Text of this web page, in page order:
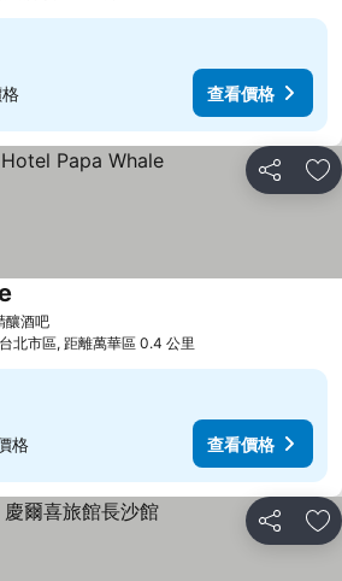
查看價格
分享 加
釀酒吧
台北市區, 距離萬華區 0.4 公里
格 查看價格
分享 加